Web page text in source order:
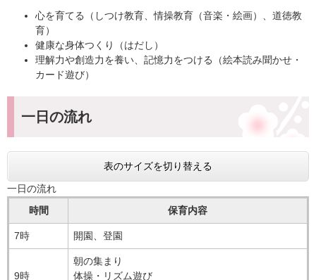
心を育てる（しつけ教育、情操教育（音楽・絵画）、道徳教
育）
健康な身体つくり（はだし）
理解力や創造力を養い、記憶力をつける（絵本読み聞かせ・
カード遊び）
一日の流れ
表のサイズを切り替える
一日の流れ
時間
保育内容
7時 開園、登園
9時
朝の集まり
体操・リズム遊び